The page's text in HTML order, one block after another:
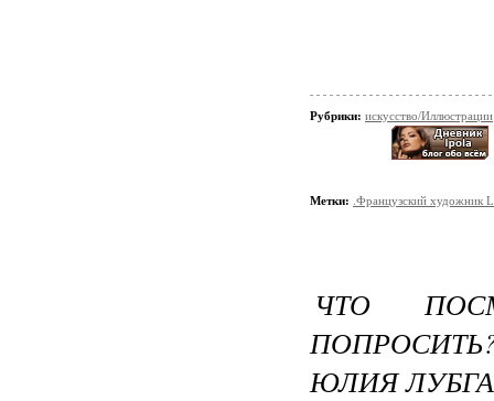
Рубрики: искусство/Иллюстрации
Метки: .Французский художник
ЧТО
ЮЛИЯ